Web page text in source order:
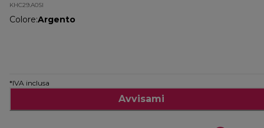
KHC29.A0SI
Colore:Argento
*IVA inclusa
Avvisami